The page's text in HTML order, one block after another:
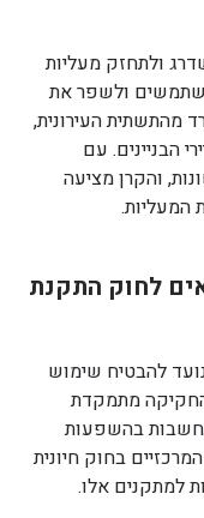
ולתחזק מעליות
ולשפר את
מהתשתית העירונית,
הבניינים. עם
והקרן מציעה
המעליות.
לחוק התקנת
להבטיח שימוש
מתמקדת
בהשפעות
בחוק חיונית
למתקנים אלו.